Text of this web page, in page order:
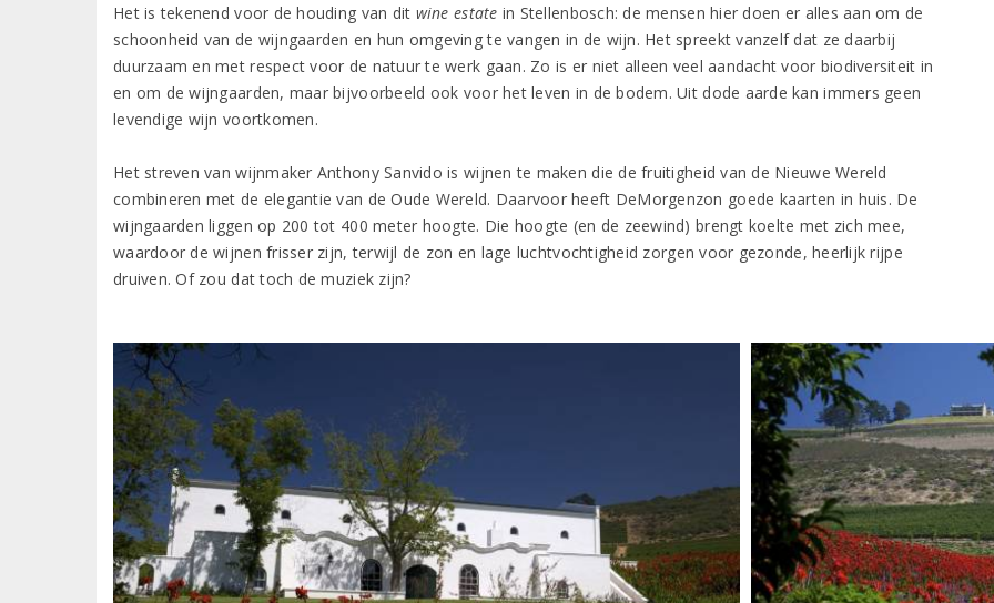
Het is tekenend voor de houding van dit wine estate in Stellenbosch: de mensen hier doen er alles aan om de
schoonheid van de wijngaarden en hun omgeving te vangen in de wijn. Het spreekt vanzelf dat ze daarbij
duurzaam en met respect voor de natuur te werk gaan. Zo is er niet alleen veel aandacht voor biodiversiteit in
en om de wijngaarden, maar bijvoorbeeld ook voor het leven in de bodem. Uit dode aarde kan immers geen
levendige wijn voortkomen.
Het streven van wijnmaker Anthony Sanvido is wijnen te maken die de fruitigheid van de Nieuwe Wereld
combineren met de elegantie van de Oude Wereld. Daarvoor heeft DeMorgenzon goede kaarten in huis. De
wijngaarden liggen op 200 tot 400 meter hoogte. Die hoogte (en de zeewind) brengt koelte met zich mee,
waardoor de wijnen frisser zijn, terwijl de zon en lage luchtvochtigheid zorgen voor gezonde, heerlijk rijpe
druiven. Of zou dat toch de muziek zijn?